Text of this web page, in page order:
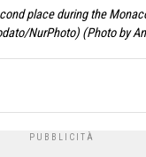
place during the
NurPhoto) (Photo by